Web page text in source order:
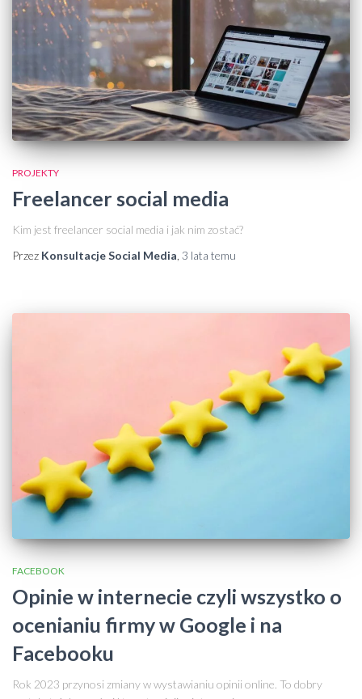
PROJEKTY
Freelancer social media
Kim jest freelancer social media i jak nim zostać?
Przez Konsultacje Social Media 3 lata temu
FACEBOOK
Opinie w internecie czyli wszystko o
ocenianiu firmy w Google i na
Facebooku
Rok 2023 przynosi zmiany w wystawianiu opinii online. To dobry